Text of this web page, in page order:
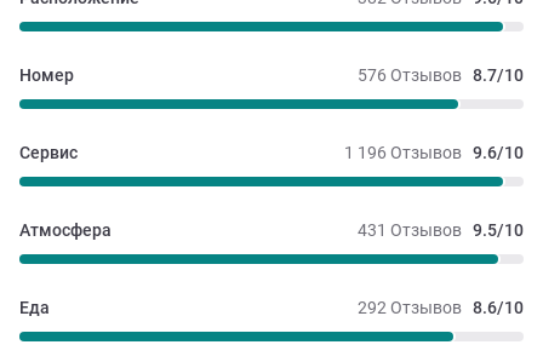
576 Отзывов 8.7/10
Номер
1 196 Отзывов 9.6/10
Сервис
431 Отзывов 9.5/10
Атмосфера
292 Отзывов 8.6/10
Еда